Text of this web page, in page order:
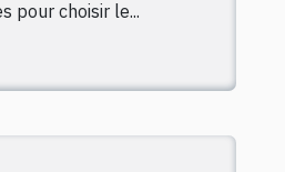
pour choisir le...